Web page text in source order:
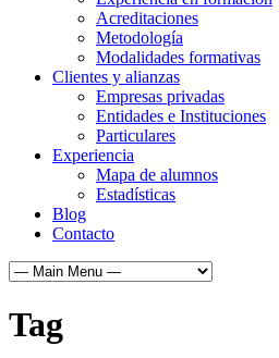
Acreditaciones
Metodología
Modalidades formativas
Clientes y alianzas
Empresas privadas
Entidades e Instituciones
Particulares
Experiencia
Mapa de alumnos
Estadísticas
Blog
Contacto
Tag